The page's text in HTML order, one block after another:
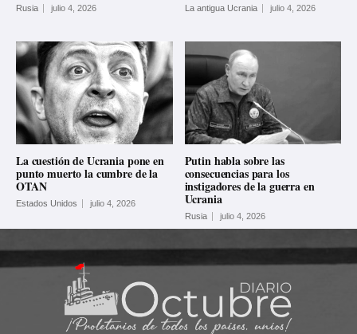
Rusia julio 4, 2026 La antigua Ucrania julio 4, 2026
La cuestión de Ucrania pone en
punto muerto la cumbre de la
OTAN
Estados Unidos julio 4, 2026
Putin habla sobre las
consecuencias para los
instigadores de la guerra en
Ucrania
Rusia julio 4, 2026